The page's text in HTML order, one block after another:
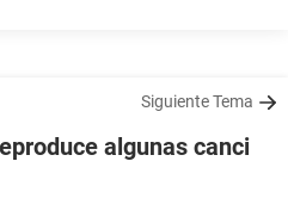
Siguiente Tema
algunas canci